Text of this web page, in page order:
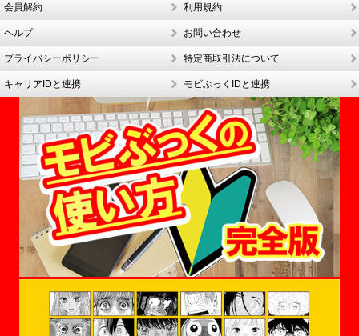
会員解約 利用規約
ヘルプ お問い合わせ
プライバシーポリシー 特定商取引法について
キャリアIDと連携 モビぶっくIDと連携